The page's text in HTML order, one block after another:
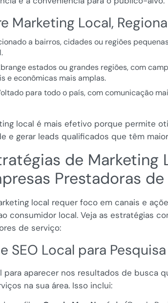
Marketing Local,
a bairros, cidades ou regiões
estados ou grandes regiões, com
e econômicas mais amplas.
para todo o país, com comunicação
local é mais efetivo porque permite
e gerar leads qualificados que têm
de Marketing
Prestadoras
local requer foco em canais e
consumidor local. Veja as estratégias
de serviço:
SEO Local para
para aparecer nos resultados de busca
na sua área. Isso inclui: